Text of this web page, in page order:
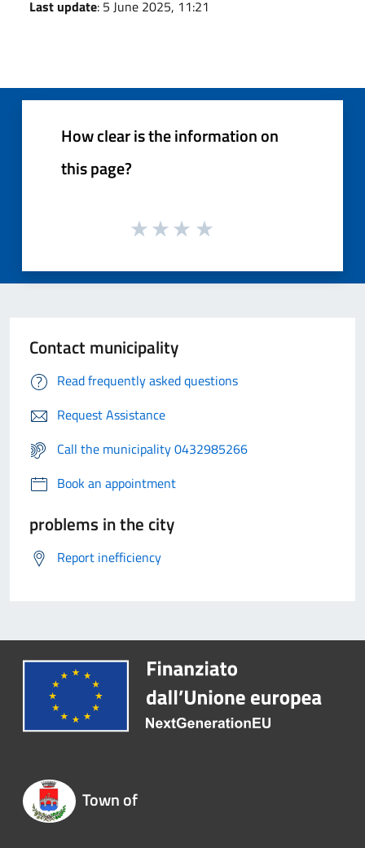
Last update: 5 June 2025, 11:21
How clear is the information on
this page?
Contact municipality
Read frequently asked questions
Request Assistance
Call the municipality 0432985266
Book an appointment
problems in the city
Report inefficiency
Town of